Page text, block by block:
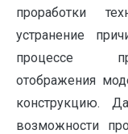
проработки
устранение
процессе
отображения
конструкцию.
возможности